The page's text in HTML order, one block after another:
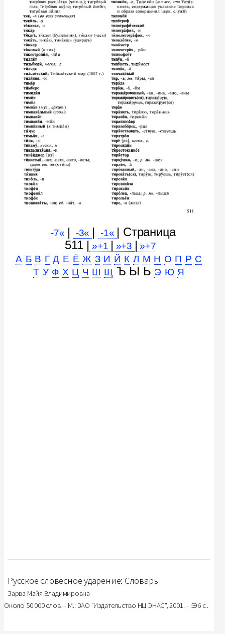
-7« | -3« | -1« | Cтраница
511 | »+1 | »+3 | »+7
А Б В Г Д Е Ё Ж З И Й К Л М Н О П Р С
Т У Ф Х Ц Ч Ш Щ Ъ Ы Ь Э Ю Я
Русское словесное ударение: Словарь
Зарва Майя Владимировна
Около 50 000 слов. – М.: ЗАО "Издательство НЦ ЭНАС", 2001. – 596 с .